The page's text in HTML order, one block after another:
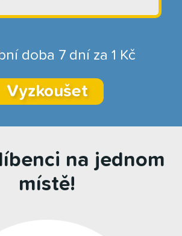
doba 7 dní za 1 Kč
Vyzkoušet
na jednom
místě!